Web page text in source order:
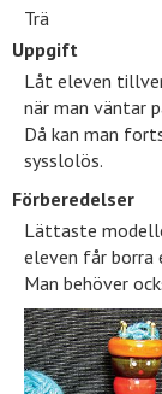
Trä
Uppgift
Låt eleven
när man väntar
Då kan man
sysslolös.
Förberedelser
Lättaste
eleven får borra
Man behöver